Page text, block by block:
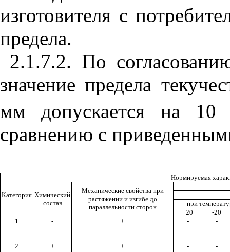
изготовителя с
предела.
2.1.7.2. По
значение предела
мм допускается на
сравнению с
Категория
Нормируемая
Химический
состав
Механические свойства при
растяжении и изгибе до
параллельности сторон
при
+20
-20
1
- + - -
2 + + - -